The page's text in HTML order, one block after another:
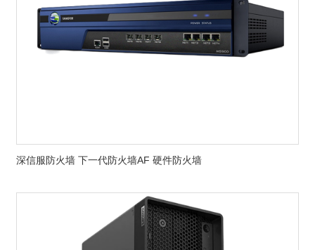
深信服防火墙 下一代防火墙AF 硬件防火墙